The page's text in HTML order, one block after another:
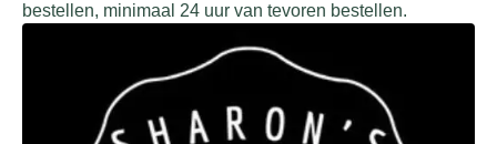
bestellen, minimaal 24 uur van tevoren bestellen.